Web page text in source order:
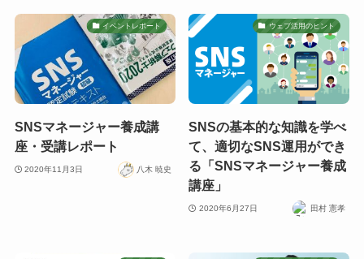
イベントレポート
SNSマネージャー養成講
座・受講レポート
2020年11月3日 八木 暁史
ウェブ活用のヒント
SNSの基本的な知識を学べ
て、適切なSNS運用ができ
る「SNSマネージャー養成
講座」
2020年6月27日 田村 憲孝